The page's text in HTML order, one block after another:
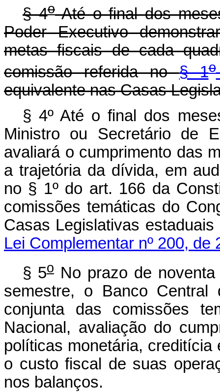
§ 4oAté o final dos
Poder Executivo
metas fiscais de cada
comissão referida no§ 1o
equivalente nas Casas
§ 4º Até o final dos
Ministro ou Secretário de
avaliará o cumprimento das
a trajetória da dívida, em
no § 1º do art. 166 da
comissões temáticas do
Casas Legislativas
Lei Complementar nº 200, de
§ 5oNo prazo de noventa
semestre, o Banco Central
conjunta das comissões
Nacional, avaliação do
políticas monetária,
o custo fiscal de suas
nos balanços.